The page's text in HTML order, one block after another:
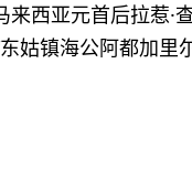
西亚元首后拉惹·
姑镇海公阿都加里